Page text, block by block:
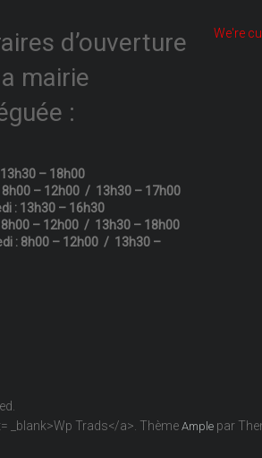
d’ouverture
mairie
:
13h30 – 18h00
8h00 – 12h00 / 13h30 – 17h00
: 13h30 – 16h30
8h00 – 12h00 / 13h30 – 18h00
: 8h00 – 12h00 / 13h30 –
We're
_blank>Wp Trads</a>. Thème Ample par